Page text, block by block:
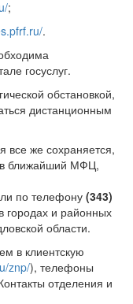
;
.
госуслуг.
обстановкой,
дистанционным
все же сохраняется,
в ближайший МФЦ,
по телефону (343)
и районных
области.
в клиентскую
znp/), телефоны
отделения и